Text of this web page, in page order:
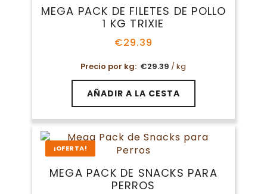
MEGA PACK DE FILETES DE POLLO
1 KG TRIXIE
€29.39
Precio por kg: €29.39 / kg
AÑADIR A LA CESTA
¡OFERTA!
MEGA PACK DE SNACKS PARA
PERROS